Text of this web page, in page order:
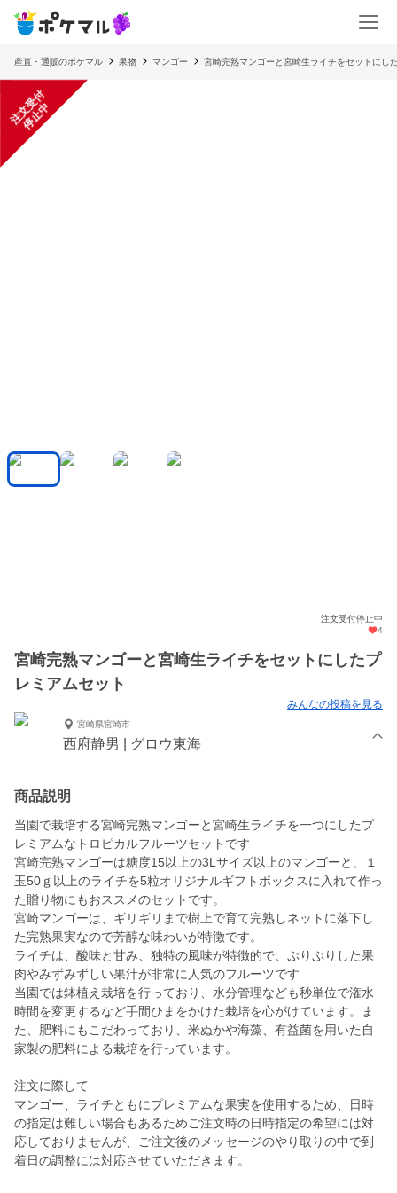
産直・通販のポケマル 果物 マンゴー 宮崎完熟マンゴーと宮崎生ライチをセットにし
注
文
受
付
停
止
中
注文受付停止中
4
宮崎完熟マンゴーと宮崎生ライチをセットにしたプ
レミアムセット
みんなの投稿を見る
宮崎県宮崎市
西府静男 | グロウ東海
商品説明
当園で栽培する宮崎完熟マンゴーと宮崎生ライチを一つにしたプ
レミアムなトロピカルフルーツセットです
宮崎完熟マンゴーは糖度15以上の3Lサイズ以上のマンゴーと、１
玉50ｇ以上のライチを5粒オリジナルギフトボックスに入れて作っ
た贈り物にもおススメのセットです。
宮崎マンゴーは、ギリギリまで樹上で育て完熟しネットに落下し
た完熟果実なので芳醇な味わいが特徴です。
ライチは、酸味と甘み、独特の風味が特徴的で、ぷりぷりした果
肉やみずみずしい果汁が非常に人気のフルーツです
当園では鉢植え栽培を行っており、水分管理なども秒単位で潅水
時間を変更するなど手間ひまをかけた栽培を心がけています。ま
た、肥料にもこだわっており、米ぬかや海藻、有益菌を用いた自
家製の肥料による栽培を行っています。
注文に際して
マンゴー、ライチともにプレミアムな果実を使用するため、日時
の指定は難しい場合もあるためご注文時の日時指定の希望には対
応しておりませんが、ご注文後のメッセージのやり取りの中で到
着日の調整には対応させていただきます。